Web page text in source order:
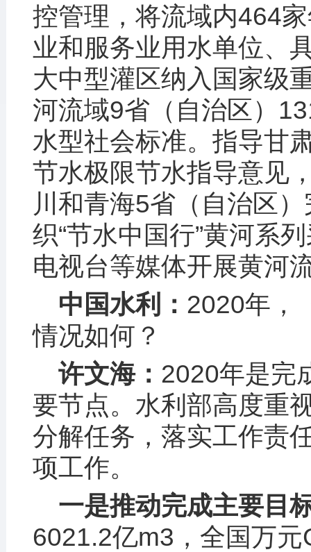
控管理，将流域内464
业和服务业用水单位、
大中型灌区纳入国家级
河流域9省（自治区）
水型社会标准。指导甘
节水极限节水指导意见
川和青海5省（自治区
织“节水中国行”黄河系
电视台等媒体开展黄河
中国水利： 2020年，
情况如何？
许文海： 2020年是完
要节点。水利部高度重
分解任务，落实工作责
项工作。
一是推动完成主要目
6021.2亿m3 ，全国万